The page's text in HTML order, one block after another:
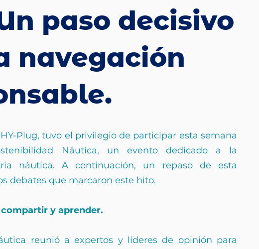
paso decisivo
navegación
Plug, tuvo el privilegio de participar esta semana
Náutica, un evento dedicado a la
náutica. A continuación, un repaso de esta
debates que marcaron este hito.
y aprender.
reunió a expertos y líderes de opinión para